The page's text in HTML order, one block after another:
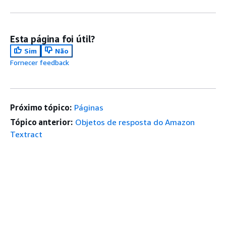
Esta página foi útil?
Sim
Não
Fornecer feedback
Próximo tópico: Páginas
Tópico anterior: Objetos de resposta do Amazon
Textract